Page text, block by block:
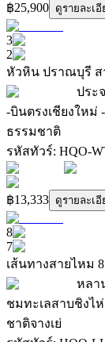
฿25,900 ดูรายละเอี
3
2
หัวหิน ปราณบุรี ส
ประ
-บินตรงเชียงใหม่
ธรรมชาติ
รหัสทัวร์: HQO-
฿13,333 ดูรายละเอี
8
7
เส้นทางสายไหม
หลา
ชมทะเลสาบชิงไ
ชาติจางเย่